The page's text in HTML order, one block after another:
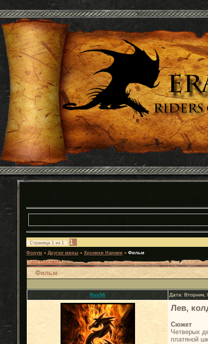
Страница 1 из 1 1
Форум » Другие миры » Хроники Нарнии » Фильм
Фильм
Rus96 Дата:
Лев,
Сюжет
Четверых
платяной